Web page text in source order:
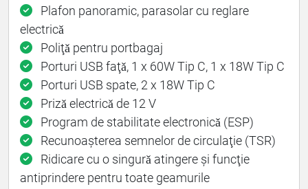
Plafon panoramic, parasolar cu reglare
electricǎ
Poliţǎ pentru portbagaj
Porturi USB faţǎ, 1 x 60W Tip C, 1 x 18W Tip C
Porturi USB spate, 2 x 18W Tip C
Prizǎ electricǎ de 12 V
Program de stabilitate electronicǎ (ESP)
Recunoașterea semnelor de circulaţie (TSR)
Ridicare cu o singurǎ atingere și funcţie
antiprindere pentru toate geamurile